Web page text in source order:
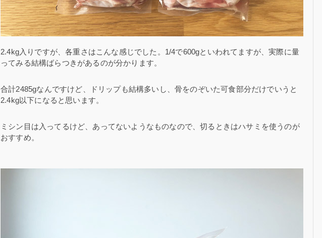
2.4kg入りですが、各重さはこんな感じでした。1/4で600gといわれてますが、実際に量
ってみる結構ばらつきがあるのが分かります。
合計2485gなんですけど、ドリップも結構多いし、骨をのぞいた可食部分だけでいうと
2.4kg以下になると思います。
ミシン目は入ってるけど、あってないようなものなので、切るときはハサミを使うのが
おすすめ。